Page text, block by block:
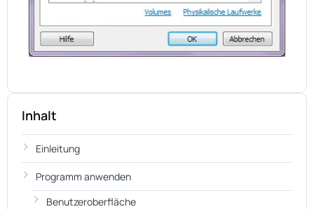
Inhalt
Einleitung
Programm anwenden
Benutzeroberfläche